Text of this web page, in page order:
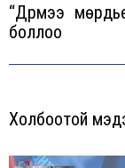
“Дүрмээ
боллоо
Холбоотой